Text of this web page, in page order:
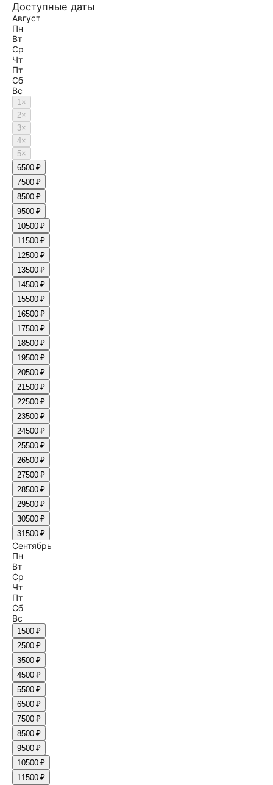
Доступные даты
Август
Пн
Вт
Ср
Чт
Пт
Сб
Вс
1×
2×
3×
4×
5×
6500 ₽
7500 ₽
8500 ₽
9500 ₽
10500 ₽
11500 ₽
12500 ₽
13500 ₽
14500 ₽
15500 ₽
16500 ₽
17500 ₽
18500 ₽
19500 ₽
20500 ₽
21500 ₽
22500 ₽
23500 ₽
24500 ₽
25500 ₽
26500 ₽
27500 ₽
28500 ₽
29500 ₽
30500 ₽
31500 ₽
Сентябрь
Пн
Вт
Ср
Чт
Пт
Сб
Вс
1500 ₽
2500 ₽
3500 ₽
4500 ₽
5500 ₽
6500 ₽
7500 ₽
8500 ₽
9500 ₽
10500 ₽
11500 ₽